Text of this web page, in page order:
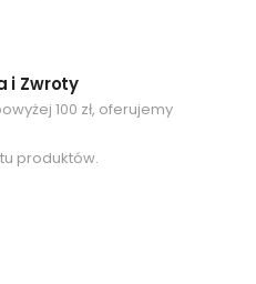
i Zwroty
100 zł, oferujemy
produktów.